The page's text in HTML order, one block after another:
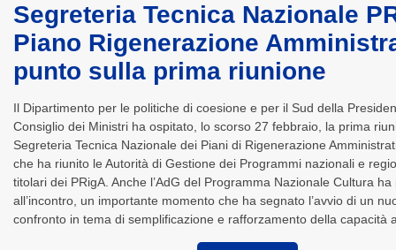
Segreteria Tecnica Nazionale
Piano Rigenerazione
punto sulla prima riunione
Il Dipartimento per le politiche di coesione e per il Sud della
Consiglio dei Ministri ha ospitato, lo scorso 27 febbraio, la prima
Segreteria Tecnica Nazionale dei Piani di Rigenerazione
che ha riunito le Autorità di Gestione dei Programmi nazionali e
titolari dei PRigA. Anche l’AdG del Programma Nazionale Cultura
all’incontro, un importante momento che ha segnato l’avvio di un
confronto in tema di semplificazione e rafforzamento della capacità